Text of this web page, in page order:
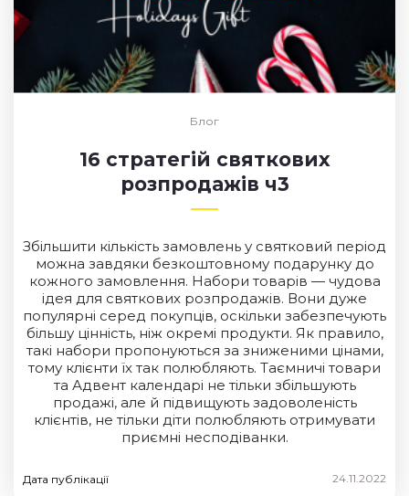
Блог
16 стратегій святкових
розпродажів ч3
Збільшити кількість замовлень у святковий період
можна завдяки безкоштовному подарунку до
кожного замовлення. Набори товарів — чудова
ідея для святкових розпродажів. Вони дуже
популярні серед покупців, оскільки забезпечують
більшу цінність, ніж окремі продукти. Як правило,
такі набори пропонуються за зниженими цінами,
тому клієнти їх так полюбляють. Таємничі товари
та Адвент календарі не тільки збільшують
продажі, але й підвищують задоволеність
клієнтів, не тільки діти полюбляють отримувати
приємні несподіванки.
Дата публікації 24.11.2022